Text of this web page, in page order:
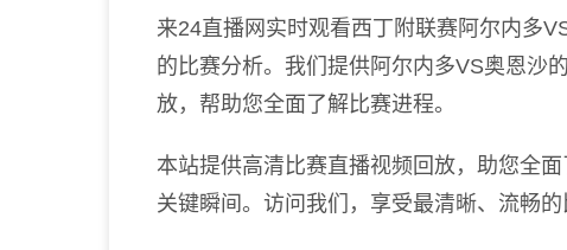
来24直播网实时观看西丁附联赛阿尔内多
的比赛分析。我们提供阿尔内多VS奥恩沙
放，帮助您全面了解比赛进程。
本站提供高清比赛直播视频回放，助您全
关键瞬间。访问我们，享受最清晰、流畅的